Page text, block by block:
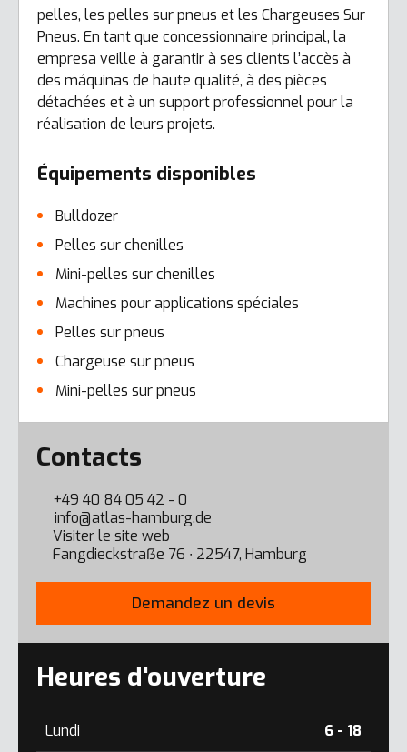
pelles, les pelles sur pneus et les Chargeuses Sur
Pneus. En tant que concessionnaire principal, la
empresa veille à garantir à ses clients l’accès à
des máquinas de haute qualité, à des pièces
détachées et à un support professionnel pour la
réalisation de leurs projets.
Équipements disponibles
Bulldozer
Pelles sur chenilles
Mini-pelles sur chenilles
Machines pour applications spéciales
Pelles sur pneus
Chargeuse sur pneus
Mini-pelles sur pneus
Error here
Contacts
+49 40 84 05 42 - 0
info@atlas-hamburg.de
Visiter le site web
Fangdieckstraẞe 76 ∙ 22547, Hamburg
Demandez un devis
Heures d'ouverture
Lundi 6 - 18